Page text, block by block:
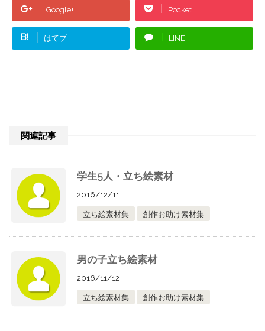
Google+ Pocket
B! はてブ LINE
関連記事
学生5人・立ち絵素材
2016/12/11
立ち絵素材集 創作お助け素材集
男の子立ち絵素材
2016/11/12
立ち絵素材集 創作お助け素材集